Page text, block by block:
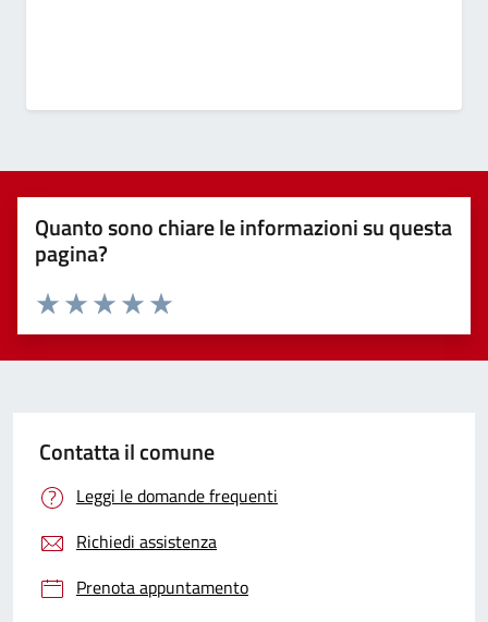
Quanto sono chiare le informazioni su questa
pagina?
Valuta 5 stelle su 5
Valuta 4 stelle su 5
Valuta 3 stelle su 5
Valuta 2 stelle su 5
Valuta 1 stelle su 5
Contatta il comune
Leggi le domande frequenti
Richiedi assistenza
Prenota appuntamento